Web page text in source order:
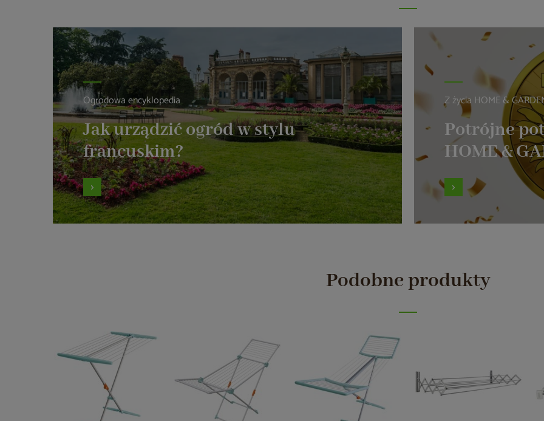
Ogrodowa encyklopedia
Jak urządzić ogród w stylu
francuskim?
Z życia HOME &
Potrójne
HOME &
Podobne produkty